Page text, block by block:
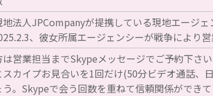
地法人JPCompanyが提携している現地エージ
、彼女所属エージェンシーが戦争により
は営業担当までSkypeメッセージでご予約下さ
カイプお見合いを1回だけ(50分ビデオ通話、
。Skypeで会う回数を重ねて信頼関係ができ